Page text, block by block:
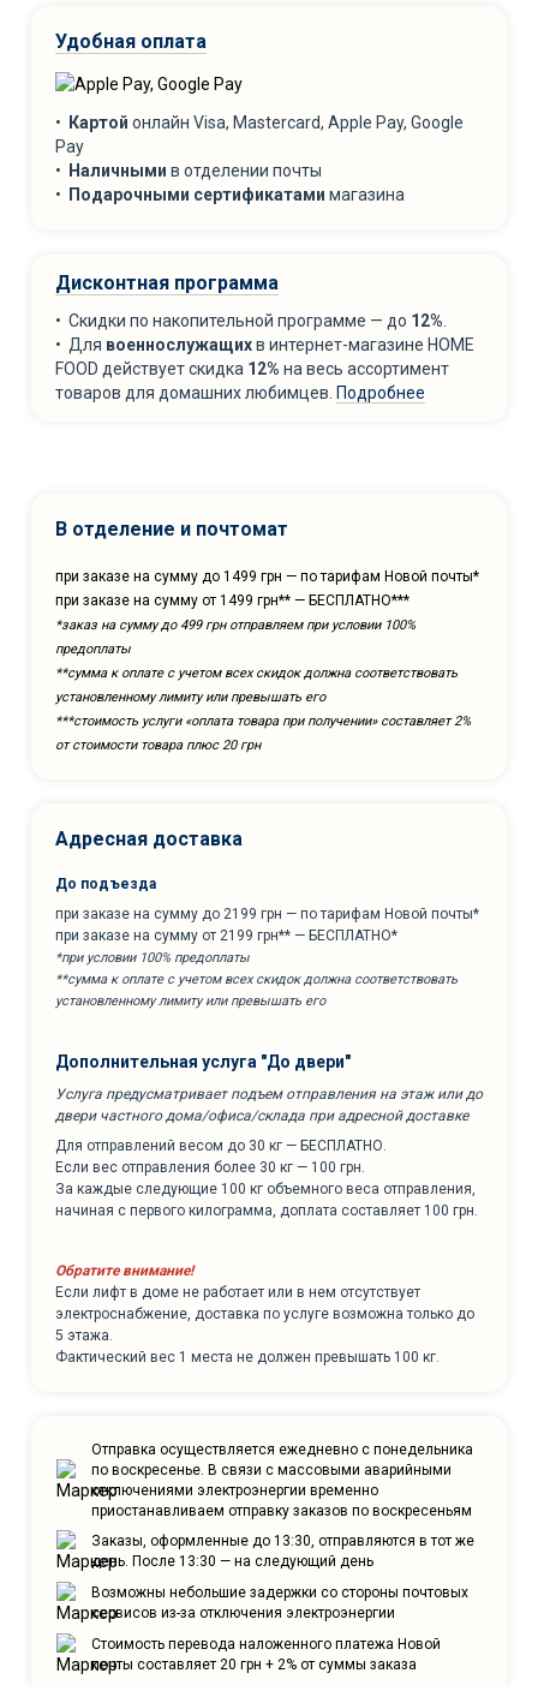
Удобная оплата
• Картой онлайн Visa, Mastercard, Apple Pay, Google
Pay
• Наличными в отделении почты
• Подарочными сертификатами магазина
Дисконтная программа
• Скидки по накопительной программе — до 12%
• Для военнослужащихв интернет-магазине HOME
FOOD действует скидка 12% на весь ассортимент
товаров для домашних любимцев. Подробнее
В отделение и почтомат
при заказе на сумму до 1499 грн — по тарифам Новой почты*
при заказе на сумму от 1499 грн** — БЕСПЛАТНО***
*заказ на сумму до 499 грн отправляем при условии 100%
предоплаты
**сумма к оплате с учетом всех скидок должна соответствовать
установленному лимиту или превышать его
***cтоимость услуги «оплата товара при получении» составляет 2%
от стоимости товара плюс 20 грн
Адресная доставка
До подъезда
при заказе на сумму до 2199 грн — по тарифам Новой почты*
при заказе на сумму от 2199 грн** — БЕСПЛАТНО*
*при условии 100% предоплаты
**сумма к оплате с учетом всех скидок должна соответствовать
установленному лимиту или превышать его
Дополнительная услуга "До двери"
Услуга предусматривает подъем отправления на этаж или до
двери частного дома/офиса/склада при адресной доставке
Для отправлений весом до 30 кг — БЕСПЛАТНО.
Если вес отправления более 30 кг — 100 грн.
За каждые следующие 100 кг объемного веса отправления,
начиная с первого килограмма, доплата составляет 100 грн.
Обратите внимание!
Если лифт в доме не работает или в нем отсутствует
электроснабжение, доставка по услуге возможна только до
5 этажа.
Фактический вес 1 места не должен превышать 100 кг.
Отправка осуществляется ежедневно с понедельника
по воскресенье. В связи с массовыми аварийными
отключениями электроэнергии временно
приостанавливаем отправку заказов по воскресеньям
Заказы, оформленные до 13:30, отправляются в тот же
день. После 13:30 — на следующий день
Возможны небольшие задержки со стороны почтовых
сервисов из-за отключения электроэнергии
Стоимость перевода наложенного платежа Новой
почты составляет 20 грн + 2% от суммы заказа